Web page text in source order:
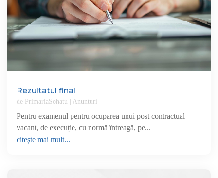
Rezultatul final
de PrimariaSohatu Anunturi
Pentru examenul pentru ocuparea unui post contractual
vacant, de execuție, cu normă întreagă, pe...
citește mai mult...